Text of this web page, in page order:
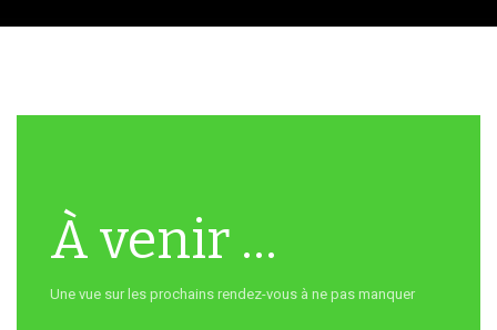
À venir ...
Une vue sur les prochains rendez-vous à ne pas manquer